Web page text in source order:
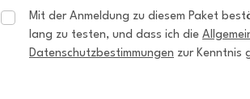
Mit der Anmeldung zu diesem Paket
lang zu testen, und dass ich die
Datenschutzbestimmungen zur Kenntnis